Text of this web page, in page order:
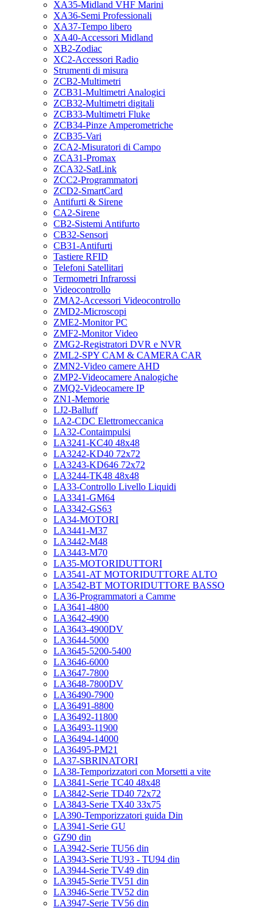
XA35-Midland VHF Marini
XA36-Semi Professionali
XA37-Tempo libero
XA40-Accessori Midland
XB2-Zodiac
XC2-Accessori Radio
Strumenti di misura
ZCB2-Multimetri
ZCB31-Multimetri Analogici
ZCB32-Multimetri digitali
ZCB33-Multimetri Fluke
ZCB34-Pinze Amperometriche
ZCB35-Vari
ZCA2-Misuratori di Campo
ZCA31-Promax
ZCA32-SatLink
ZCC2-Programmatori
ZCD2-SmartCard
Antifurti & Sirene
CA2-Sirene
CB2-Sistemi Antifurto
CB32-Sensori
CB31-Antifurti
Tastiere RFID
Telefoni Satellitari
Termometri Infrarossi
Videocontrollo
ZMA2-Accessori Videocontrollo
ZMD2-Microscopi
ZME2-Monitor PC
ZMF2-Monitor Video
ZMG2-Registratori DVR e NVR
ZML2-SPY CAM & CAMERA CAR
ZMN2-Video camere AHD
ZMP2-Videocamere Analogiche
ZMQ2-Videocamere IP
ZN1-Memorie
LJ2-Balluff
LA2-CDC Elettromeccanica
LA32-Contaimpulsi
LA3241-KC40 48x48
LA3242-KD40 72x72
LA3243-KD646 72x72
LA3244-TK48 48x48
LA33-Controllo Livello Liquidi
LA3341-GM64
LA3342-GS63
LA34-MOTORI
LA3441-M37
LA3442-M48
LA3443-M70
LA35-MOTORIDUTTORI
LA3541-AT MOTORIDUTTORE ALTO
LA3542-BT MOTORIDUTTORE BASSO
LA36-Programmatori a Camme
LA3641-4800
LA3642-4900
LA3643-4900DV
LA3644-5000
LA3645-5200-5400
LA3646-6000
LA3647-7800
LA3648-7800DV
LA36490-7900
LA36491-8800
LA36492-11800
LA36493-11900
LA36494-14000
LA36495-PM21
LA37-SBRINATORI
LA38-Temporizzatori con Morsetti a vite
LA3841-Serie TC40 48x48
LA3842-Serie TD40 72x72
LA3843-Serie TX40 33x75
LA390-Temporizzatori guida Din
LA3941-Serie GU
GZ90 din
LA3942-Serie TU56 din
LA3943-Serie TU93 - TU94 din
LA3944-Serie TV49 din
LA3945-Serie TV51 din
LA3946-Serie TV52 din
LA3947-Serie TV56 din